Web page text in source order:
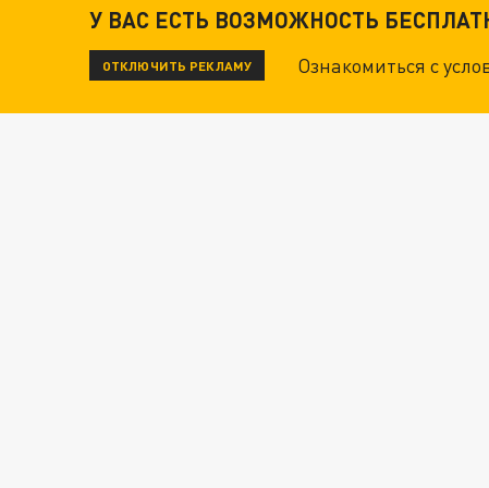
У ВАС ЕСТЬ ВОЗМОЖНОСТЬ
ОТКЛЮЧИТЬ РЕКЛАМУ Ознакомиться с